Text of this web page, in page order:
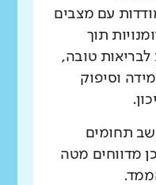
עם מצבים
תוך
לבריאות טובה,
וסיפוק
תחומים
מדווחים מטה